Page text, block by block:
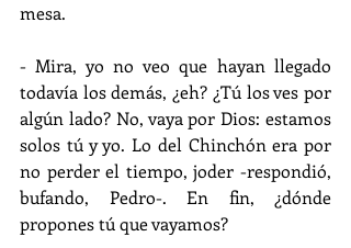
mesa.
- Mira, yo no veo que hayan llegado
todavía los demás, ¿eh? ¿Tú los ves por
algún lado? No, vaya por Dios: estamos
solos tú y yo. Lo del Chinchón era por
no perder el tiempo, joder -respondió,
bufando, Pedro-. En fin, ¿dónde
propones tú que vayamos?